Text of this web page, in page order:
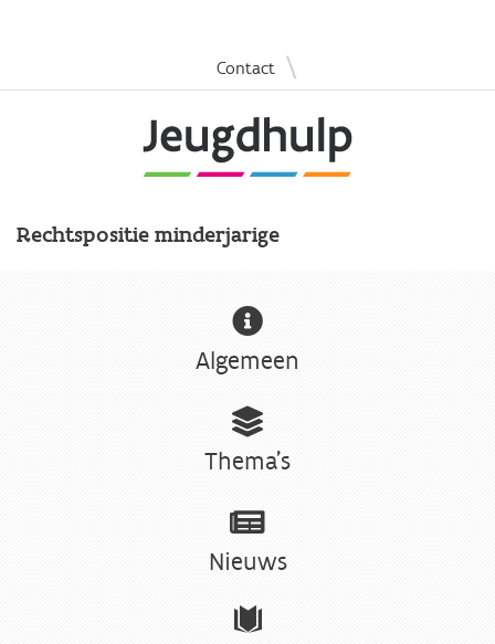
Overslaan
en
naar
de
inhoud
Contact |
Rechtspositie minderjarige
Algemeen
Thema's
Nieuws